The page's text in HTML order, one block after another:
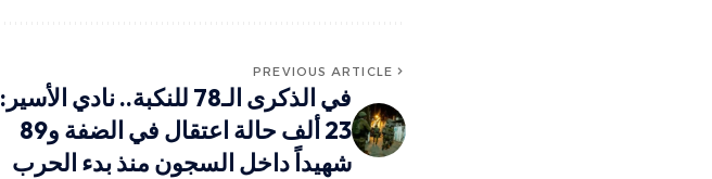
PREVIOUS ARTICLE
في الذكرى الـ78 للنكبة.. نادي الأسير:
23 ألف حالة اعتقال في الضفة و89
شهيداً داخل السجون منذ بدء الحرب